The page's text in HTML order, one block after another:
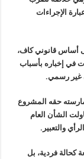
الإجراءات
أساس قانوني كاف،
في إخباره بأسباب
غير رسمي.
حقه المشروع
الشأن العام
والتعبير.
كحالة فردية، بل